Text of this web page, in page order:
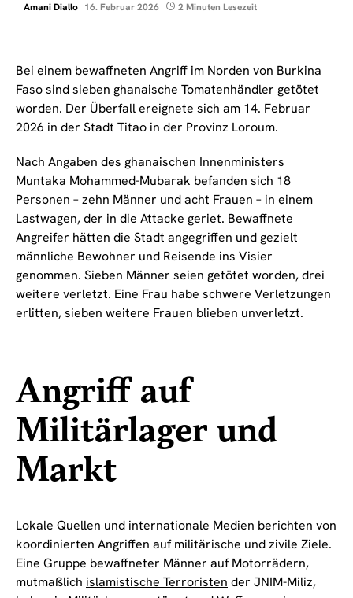
Amani Diallo 16. Februar 2026 2 Minuten Lesezeit
Bei einem bewaffneten Angriff im Norden von Burkina
Faso sind sieben ghanaische Tomatenhändler getötet
worden. Der Überfall ereignete sich am 14. Februar
2026 in der Stadt Titao in der Provinz Loroum.
Nach Angaben des ghanaischen Innenministers
Muntaka Mohammed-Mubarak befanden sich 18
Personen – zehn Männer und acht Frauen – in einem
Lastwagen, der in die Attacke geriet. Bewaffnete
Angreifer hätten die Stadt angegriffen und gezielt
männliche Bewohner und Reisende ins Visier
genommen. Sieben Männer seien getötet worden, drei
weitere verletzt. Eine Frau habe schwere Verletzungen
erlitten, sieben weitere Frauen blieben unverletzt.
Angriff auf
Militärlager und
Markt
Lokale Quellen und internationale Medien berichten von
koordinierten Angriffen auf militärische und zivile Ziele.
Eine Gruppe bewaffneter Männer auf Motorrädern,
mutmaßlich islamistische Terroristen der JNIM-Miliz,